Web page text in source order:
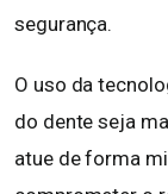
segurança.
O uso da
do dente seja
atue de forma